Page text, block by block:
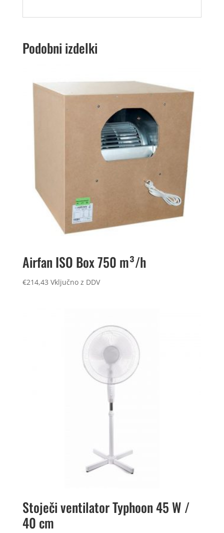
Podobni izdelki
Airfan ISO Box 750 m³/h
€214,43 Vključno z DDV
Stoječi ventilator Typhoon 45 W /
40 cm